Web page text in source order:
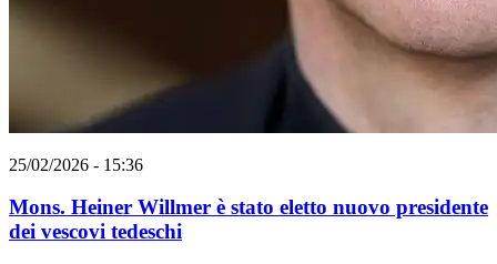
25/02/2026 - 15:36
Mons. Heiner Willmer è stato eletto nuovo presidente
dei vescovi tedeschi